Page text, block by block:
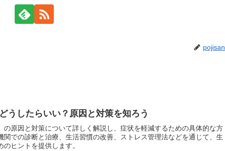
pojisan
うしたらいい？原因と対策を知ろう
の原因と対策について詳しく解説し、症状を軽減するための具体的な方
関での診断と治療、生活習慣の改善、ストレス管理法などを通じて、生
ヒントを提供します。